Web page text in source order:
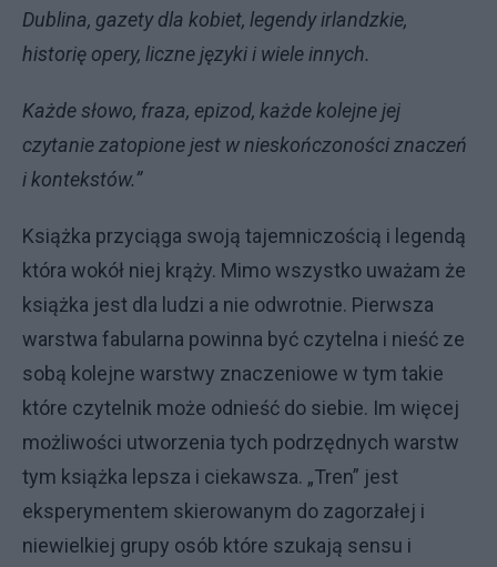
Dublina, gazety dla kobiet, legendy irlandzkie,
historię opery, liczne języki i wiele innych.
Każde słowo, fraza, epizod, każde kolejne jej
czytanie zatopione jest w nieskończoności znaczeń
i kontekstów.”
Książka przyciąga swoją tajemniczością i legendą
która wokół niej krąży. Mimo wszystko uważam że
książka jest dla ludzi a nie odwrotnie. Pierwsza
warstwa fabularna powinna być czytelna i nieść ze
sobą kolejne warstwy znaczeniowe w tym takie
które czytelnik może odnieść do siebie. Im więcej
możliwości utworzenia tych podrzędnych warstw
tym książka lepsza i ciekawsza. „Tren” jest
eksperymentem skierowanym do zagorzałej i
niewielkiej grupy osób które szukają sensu i